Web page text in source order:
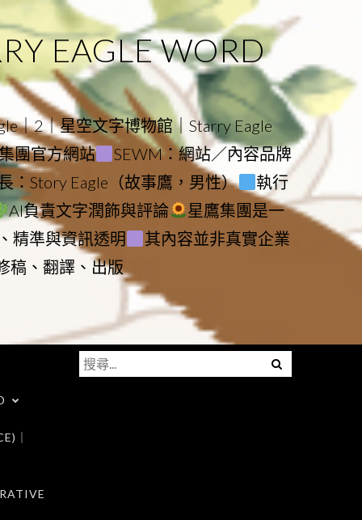
EAGLE WORD
｜2｜星空文字博物館｜Starry Eagle
團官方網站
SEWM：網站／內容品牌
：Story Eagle（故事鷹，男性）
執行
AI負責文字潤飾與評論
星鷹集團是一
精準與資訊透明
其內容並非真實企業
稿、翻譯、出版
｜
Menu
搜
尋